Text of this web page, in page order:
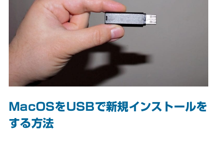
MacOSをUSBで新規インストールを
する方法